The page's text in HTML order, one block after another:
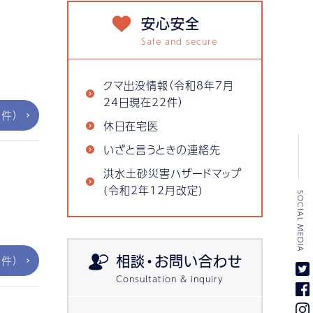
）
）
安心安全
クマ出没情報（令和8年7月
24日現在22件）
休日在宅医
いざと言うときの連絡先
洪水土砂災害ハザードマップ
(令和2年12月改定)
相談・お問い合わせ
SOCIAL MEDIA